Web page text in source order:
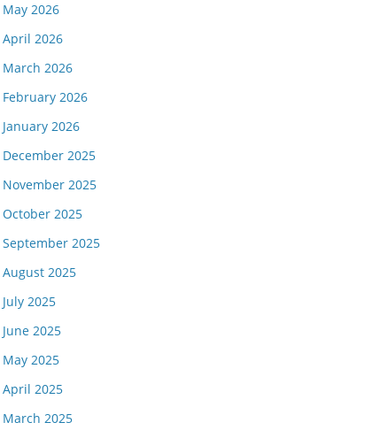
May 2026
April 2026
March 2026
February 2026
January 2026
December 2025
November 2025
October 2025
September 2025
August 2025
July 2025
June 2025
May 2025
April 2025
March 2025